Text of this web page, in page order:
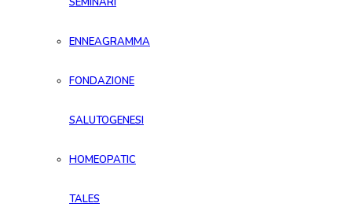
ENNEAGRAMMA
FONDAZIONE
SALUTOGENESI
HOMEOPATIC
TALES